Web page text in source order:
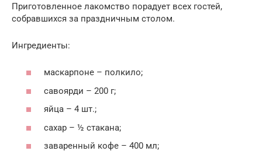
Приготовленное лакомство порадует всех гостей,
собравшихся за праздничным столом.
Ингредиенты:
маскарпоне – полкило;
савоярди – 200 г;
яйца – 4 шт.;
сахар – ½ стакана;
заваренный кофе – 400 мл;